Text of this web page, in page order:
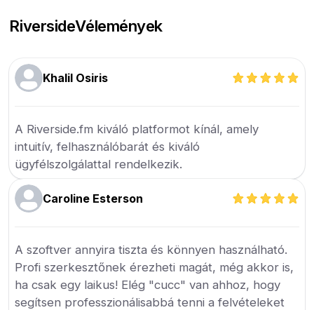
RiversideVélemények
Khalil Osiris
A Riverside.fm kiváló platformot kínál, amely
intuitív, felhasználóbarát és kiváló
ügyfélszolgálattal rendelkezik.
Caroline Esterson
A szoftver annyira tiszta és könnyen használható.
Profi szerkesztőnek érezheti magát, még akkor is,
ha csak egy laikus! Elég "cucc" van ahhoz, hogy
segítsen professzionálisabbá tenni a felvételeket